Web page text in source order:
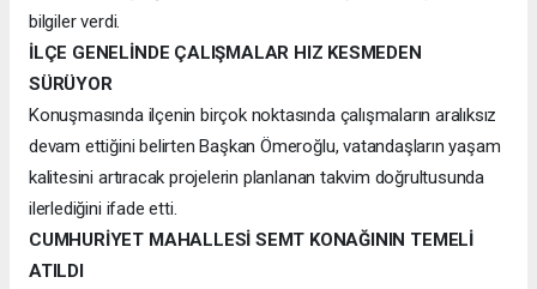
bilgiler verdi.
İLÇE GENELİNDE ÇALIŞMALAR HIZ KESMEDEN
SÜRÜYOR
Konuşmasında ilçenin birçok noktasında çalışmaların aralıksız
devam ettiğini belirten Başkan Ömeroğlu, vatandaşların yaşam
kalitesini artıracak projelerin planlanan takvim doğrultusunda
ilerlediğini ifade etti.
CUMHURİYET MAHALLESİ SEMT KONAĞININ TEMELİ
ATILDI